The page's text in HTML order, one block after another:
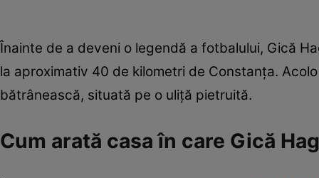
Înainte de a deveni o legendă a fotbalului, Gică
la aproximativ 40 de kilometri de Constanța.
bătrânească, situată pe o uliță pietruită.
Cum arată casa în care Gică